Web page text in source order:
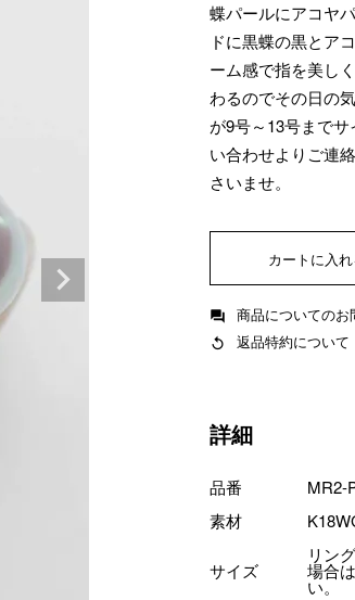
蝶パールにアコヤ
ドに黒蝶の黒とア
ーム感で指を美し
わるのでその日の
が9号～13号まで
い合わせよりご連
さいませ。
カートに入
商品についてのお
返品特約について
詳細
品番
MR2-
素材
サイズ
リン
場合
い